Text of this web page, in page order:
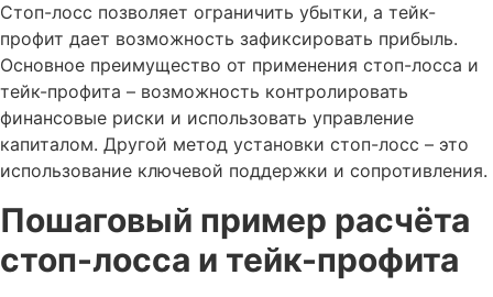
Стоп-лосс позволяет ограничить убытки, а тейк-
профит дает возможность зафиксировать прибыль.
Основное преимущество от применения стоп-лосса и
тейк-профита – возможность контролировать
финансовые риски и использовать управление
капиталом. Другой метод установки стоп-лосс – это
использование ключевой поддержки и сопротивления.
Пошаговый пример расчёта
стоп-лосса и тейк-профита